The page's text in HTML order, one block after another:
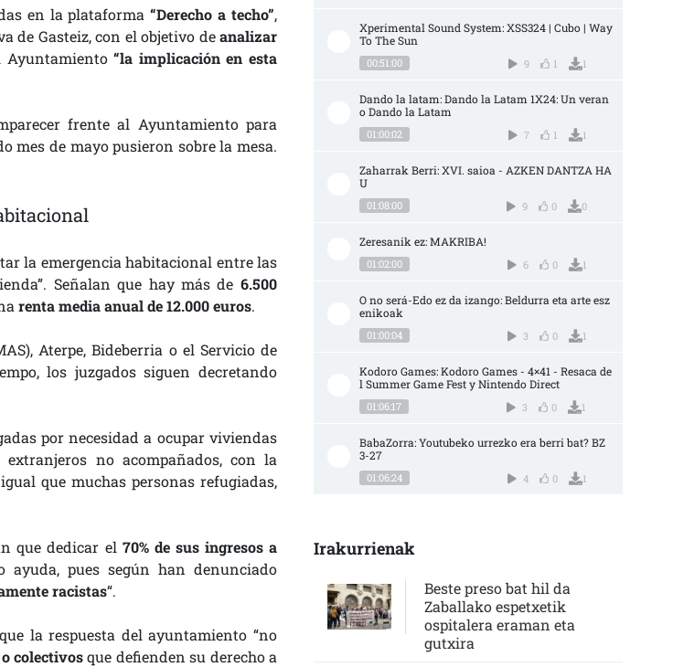
en la plataforma“Derecho a techo”,
de Gasteiz, con el objetivo deanalizar
Ayuntamiento“la implicación en esta
frente al Ayuntamiento para
mes de mayo pusieron sobre la mesa.
la emergencia habitacional entre las
Señalan que hay más de 6.500
renta media anual de 12.000 euros.
Aterpe, Bideberria o el Servicio de
los juzgados siguen decretando
por necesidad a ocupar viviendas
no acompañados, con la
que muchas personas refugiadas,
que dedicar el 70% de sus ingresos a
pues según han denunciado
racistas“.
la respuesta del ayuntamiento “no
colectivosque defienden su derecho a
Xperimental Sound System: XSS324 | Cubo | Way
To The Sun
00:51:00 9 1 1
Dando la latam: Dando la Latam 1X24: Un veran
o Dando la Latam
01:00:02 7 1 1
Zaharrak Berri: XVI. saioa - AZKEN DANTZA HA
U
01:08:00 9 0 0
Zeresanik ez: MAKRIBA!
01:02:00 6 0 1
O no será-Edo ez da izango: Beldurra eta arte esz
enikoak
01:00:04 3 0 1
Kodoro Games: Kodoro Games - 4×41 - Resaca de
l Summer Game Fest y Nintendo Direct
01:06:17 3 0 1
BabaZorra: Youtubeko urrezko era berri bat? BZ
3-27
01:06:24 4 0 1
Irakurrienak
Beste preso bat hil da
Zaballako espetxetik
ospitalera eraman eta
gutxira